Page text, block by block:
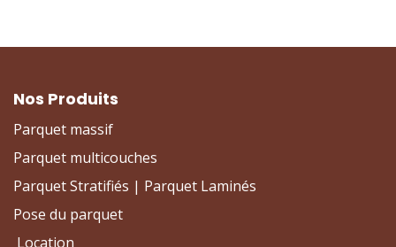
Nos Produits
Parquet massif
Parquet multicouches
Parquet Stratifiés | Parquet Laminés
Pose du parquet
Location